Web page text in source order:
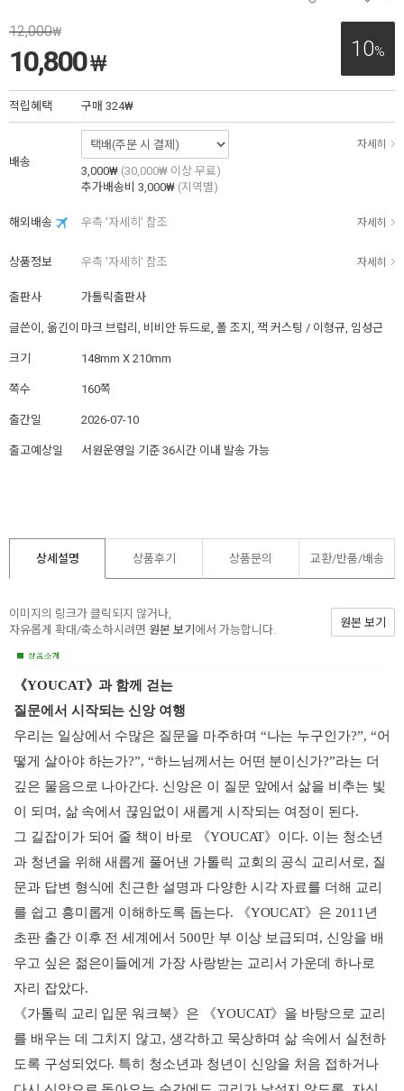
10%
12,000₩
10,800₩
적립혜택 구매 324₩
배송
자세히
3,000₩ (30,000₩ 이상 무료)
추가배송비 3,000₩ (지역별)
해외배송 우측 '자세히' 참조 자세히
상품정보 우측 '자세히' 참조 자세히
출판사 가톨릭출판사
글쓴이, 옮긴이 마크 브럼리, 비비안 듀드로, 폴 조지, 잭 커스팅 / 이형규, 임성근
크기 148mm X 210mm
쪽수 160쪽
출간일 2026-07-10
출고예상일 서원운영일 기준 36시간 이내 발송 가능
상세설명 상품후기 상품문의 교환/반품/배송
이미지의 링크가 클릭되지 않거나,
자유롭게 확대/축소하시려면 원본 보기에서 가능합니다.
원본 보기
《YOUCAT》과 함께 걷는
질문에서 시작되는 신앙 여행
우리는 일상에서 수많은 질문을 마주하며 “나는 누구인가?”, “어
떻게 살아야 하는가?”, “하느님께서는 어떤 분이신가?”라는 더
깊은 물음으로 나아간다. 신앙은 이 질문 앞에서 삶을 비추는 빛
이 되며, 삶 속에서 끊임없이 새롭게 시작되는 여정이 된다.
그 길잡이가 되어 줄 책이 바로 《YOUCAT》이다. 이는 청소년
과 청년을 위해 새롭게 풀어낸 가톨릭 교회의 공식 교리서로, 질
문과 답변 형식에 친근한 설명과 다양한 시각 자료를 더해 교리
를 쉽고 흥미롭게 이해하도록 돕는다. 《YOUCAT》은 2011년
초판 출간 이후 전 세계에서 500만 부 이상 보급되며, 신앙을 배
우고 싶은 젊은이들에게 가장 사랑받는 교리서 가운데 하나로
자리 잡았다.
《가톨릭 교리 입문 워크북》은 《YOUCAT》을 바탕으로 교리
를 배우는 데 그치지 않고, 생각하고 묵상하며 삶 속에서 실천하
도록 구성되었다. 특히 청소년과 청년이 신앙을 처음 접하거나